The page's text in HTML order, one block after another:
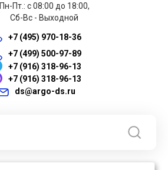
Пн-Пт.: с 08:00 до 18:00,
Сб-Вс - Выходной
+7 (495) 970-18-36
+7 (499) 500-97-89
+7 (916) 318-96-13
+7 (916) 318-96-13
ds@argo-ds.ru